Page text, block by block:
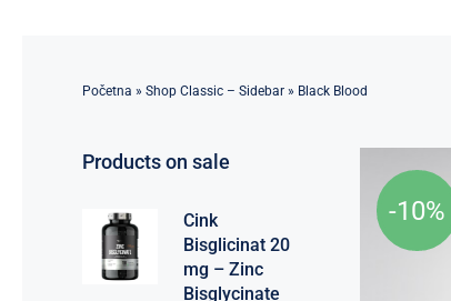
Početna » Shop Classic – Sidebar» Black Blood
Products on sale
Cink
Bisglicinat 20
mg – Zinc
Bisglycinate
-10%